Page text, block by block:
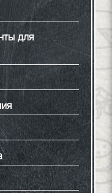
для